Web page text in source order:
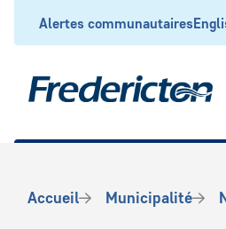
principal
Header
Alertes communautaires
Fil
Accueil Municipalité